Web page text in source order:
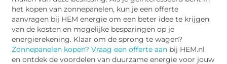
het kopen van zonnepanelen, kun je een offerte
aanvragen bij HEM energie om een beter idee te krijgen
van de kosten en mogelijke besparingen op je
energierekening. Klaar om de sprong te wagen?
Zonnepanelen kopen? Vraag een offerte aan bij HEM.nl
en ontdek de voordelen van duurzame energie voor jouw